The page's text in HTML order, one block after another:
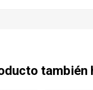
también